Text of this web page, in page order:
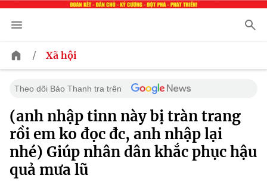
/ Xã hội
Theo dõi Báo Thanh tra trên
(anh nhập tinn này bị tràn trang
rồi em ko đọc đc, anh nhập lại
nhé) Giúp nhân dân khắc phục hậu
quả mưa lũ